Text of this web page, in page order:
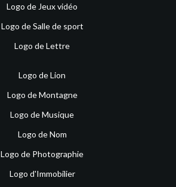
Logo de Jeux vidéo
Logo de Salle de sport
Logo de Lettre
Logo de Lion
Logo de Montagne
Logo de Musique
Logo de Nom
Logo de Photographie
Logo d'Immobilier